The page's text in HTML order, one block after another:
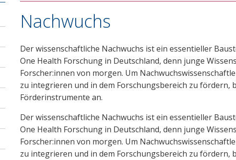
Nachwuchs
Der wissenschaftliche Nachwuchs ist ein essentieller
One Health Forschung in Deutschland, denn junge
Forscher:innen von morgen. Um
zu integrieren und in dem Forschungsbereich zu fördern,
Förderinstrumente an.
Der wissenschaftliche Nachwuchs ist ein essentieller
One Health Forschung in Deutschland, denn junge
Forscher:innen von morgen. Um
zu integrieren und in dem Forschungsbereich zu fördern,